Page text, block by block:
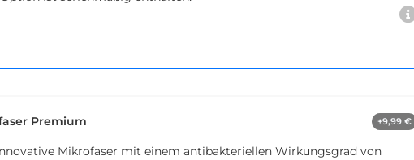
Premium +9,99 €
Mikrofaser mit einem antibakteriellen Wirkungsgrad von